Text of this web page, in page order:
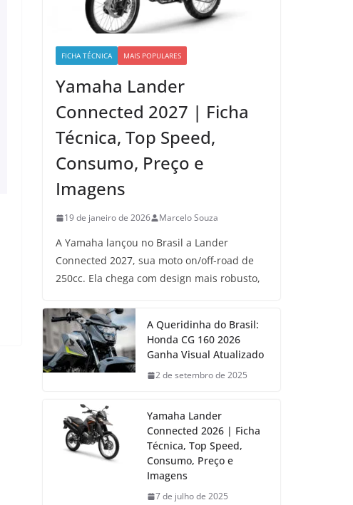
FICHA TÉCNICA MAIS POPULARES
Yamaha Lander
Connected 2027 | Ficha
Técnica, Top Speed,
Consumo, Preço e
Imagens
19 de janeiro de 2026 Marcelo Souza
A Yamaha lançou no Brasil a Lander
Connected 2027, sua moto on/off-road de
250cc. Ela chega com design mais robusto,
A Queridinha do Brasil:
Honda CG 160 2026
Ganha Visual Atualizado
2 de setembro de 2025
Yamaha Lander
Connected 2026 | Ficha
Técnica, Top Speed,
Consumo, Preço e
Imagens
7 de julho de 2025